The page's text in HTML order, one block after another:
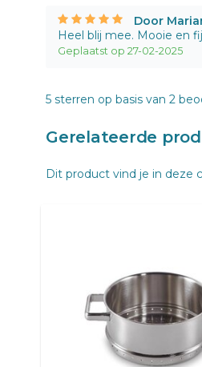
Door
Heel blij mee. Mooie en
Geplaatst op 27-02-2025
5 sterren op basis van 2
Gerelateerde
Dit product vind je in deze